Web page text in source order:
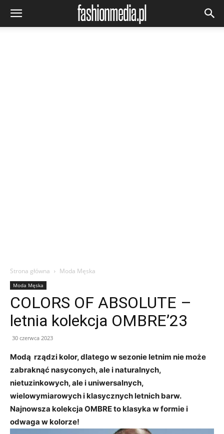
Strona główna Moda Męska
Moda Męska
COLORS OF ABSOLUTE –
letnia kolekcja OMBRE’23
30 czerwca 2023
Modą rządzi kolor, dlatego w sezonie letnim nie może
zabraknąć nasyconych, ale i naturalnych,
nietuzinkowych, ale i uniwersalnych,
wielowymiarowych i klasycznych letnich barw.
Najnowsza kolekcja OMBRE to klasyka w formie i
odwaga w kolorze!